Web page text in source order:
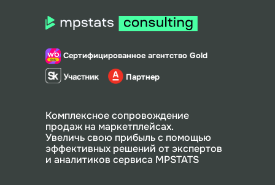
Комплексное сопровождение
продаж на маркетплейсах.
Увеличь свою прибыль с помощью
эффективных решений от экспертов
и аналитиков сервиса MPSTATS
Партнер
Сертифицированное агентство Gold